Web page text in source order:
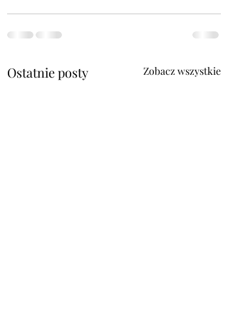
Ostatnie posty Zobacz wszystkie